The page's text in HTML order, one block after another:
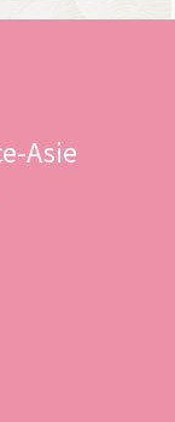
Asie